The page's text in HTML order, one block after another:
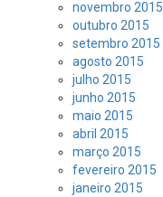
novembro 2015
outubro 2015
setembro 2015
agosto 2015
julho 2015
junho 2015
maio 2015
abril 2015
março 2015
fevereiro 2015
janeiro 2015